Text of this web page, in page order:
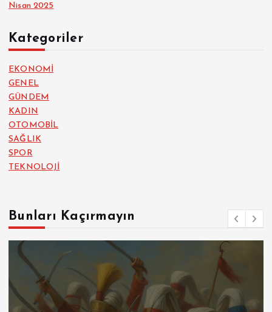
Nisan 2025
Kategoriler
EKONOMİ
GENEL
GÜNDEM
KADIN
OTOMOBİL
SAĞLIK
SPOR
TEKNOLOJİ
Bunları Kaçırmayın